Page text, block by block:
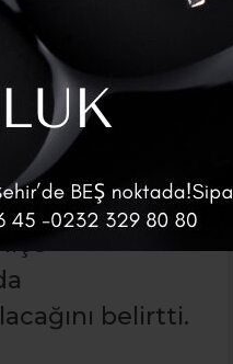
dikkat
ilçe
belirtti.